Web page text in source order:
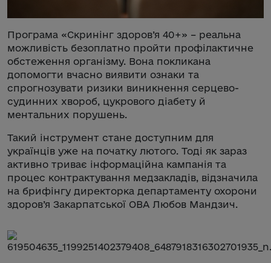
Програма «Скринінг здоров’я 40+» – реальна
можливість безоплатно пройти профілактичне
обстеження організму. Вона покликана
допомогти вчасно виявити ознаки та
спрогнозувати ризики виникнення серцево-
судинних хвороб, цукрового діабету й
ментальних порушень.
Такий інструмент стане доступним для
українців уже на початку лютого. Тоді як зараз
активно триває інформаційна кампанія та
процес контрактування медзакладів, відзначила
на брифінгу директорка департаменту охорони
здоров’я Закарпатської ОВА Любов Мандзич.